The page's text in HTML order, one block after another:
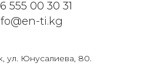
555 00 30 31
ti.kg
ул. Юнусалиева, 80.